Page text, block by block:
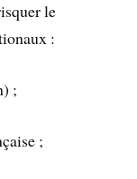
le
:
;
;